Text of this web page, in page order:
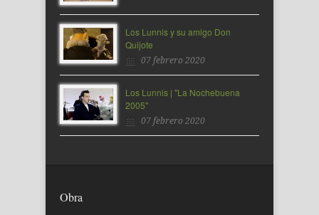
Los Lunnis y su amigo Don
Quijote
07 febrero 2020
Los Lunnis | "La Nochebuena
2005"
07 febrero 2020
Obra